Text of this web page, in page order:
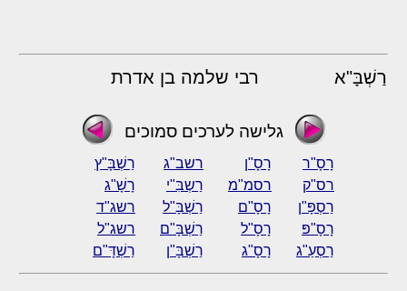
רַשְׁבָּ"א רבי שלמה בן אדרת
גלישה לערכים סמוכים
רָסָ"ר רָסָ"ן רשב"ג
רַשְׁבָּ"ץ
רס"ק
רסמ"מ רַשְבִּ"י
רָשָׁ"ג
רַסְפָּ"ן
רָסָ"ם רַשְׁבָּ"ל
רשג"ד
רָסָ"פּ
רָסָ"ל רַשְׁבָּ"ם
רשג"ל
רַסְעַ"ג
רָסָ"ג רַשְׁבָּ"ן רַשְׁדָּ"ם